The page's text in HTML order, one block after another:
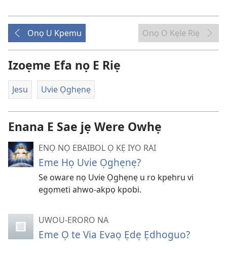
Onọ U Kpemu Onọ O Kẹle Riẹ
Izoẹme Efa nọ E Riẹ
Jesu Uvie Ọghẹnẹ
Enana E Sae jẹ Were Owhẹ
ENỌ NỌ EBAIBOL Ọ KẸ IYO RAI
Eme Họ Uvie Ọghẹnẹ?
Se oware nọ Uvie Ọghẹnẹ u ro kpehru vi
egọmeti ahwo-akpọ kpobi.
UWOU-ERORO NA
Eme Ọ te Via Evaọ Ẹdẹ Ẹdhoguo?